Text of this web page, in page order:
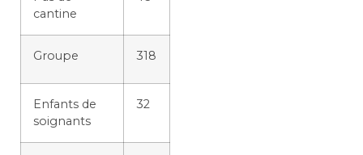
cantine
Groupe 318
Enfants de
soignants
32